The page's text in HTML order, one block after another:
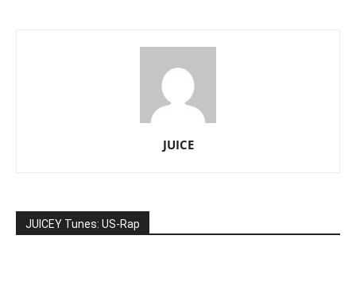
JUICE
JUICEY Tunes: US-Rap